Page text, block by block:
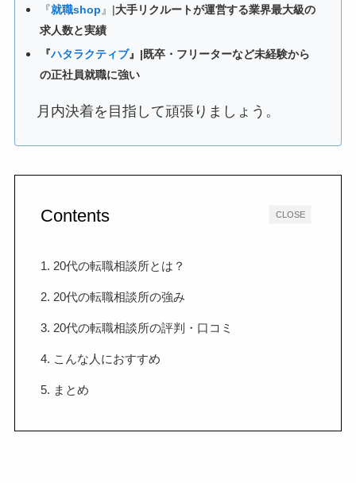
『就職shop 』|大手リクルートが運営する業界最大級の
求人数と実績
『ハタラクティブ』|既卒・フリーターなど未経験から
の正社員就職に強い
月内決着を目指して頑張りましょう。
CLOSE
Contents
1. 20代の転職相談所とは？
2. 20代の転職相談所の強み
3. 20代の転職相談所の評判・口コミ
4. こんな人におすすめ
5. まとめ